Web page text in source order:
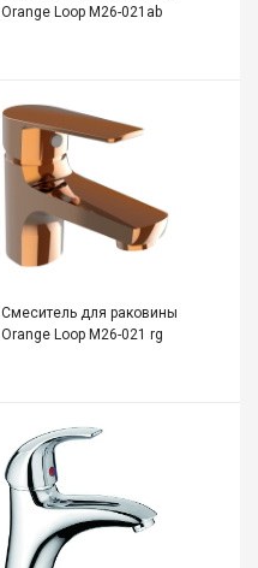
Orange Loop M26-021ab
Смеситель для раковины
Orange Loop M26-021 rg